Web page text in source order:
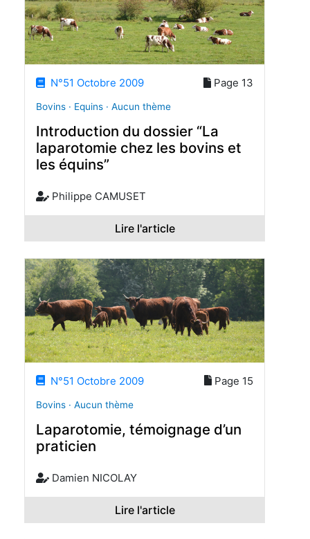
N°51 Octobre 2009 Page 13
Bovins · Equins · Aucun thème
Introduction du dossier “La
laparotomie chez les bovins et
les équins”
Philippe CAMUSET
Lire l'article
N°51 Octobre 2009 Page 15
Bovins · Aucun thème
Laparotomie, témoignage d’un
praticien
Damien NICOLAY
Lire l'article